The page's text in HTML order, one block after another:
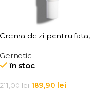
Crema de zi pentru fata,
Marine
Gernetic
în stoc
211,00lei 189,90 lei